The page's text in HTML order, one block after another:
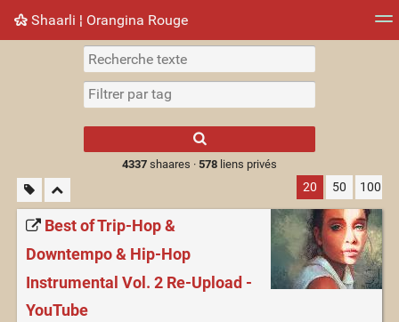
Shaarli ¦ Orangina Rouge
Nuage de tags Mur d'images
results.
4337shaares · 578liens privés
20 50 100
Best of Trip-Hop &
Downtempo & Hip-Hop
Instrumental Vol. 2 Re-Upload -
YouTube